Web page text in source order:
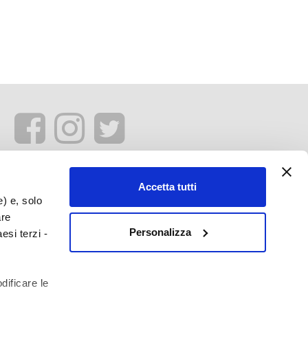
e, solo
terzi -
le
Accetta tutti
Personalizza